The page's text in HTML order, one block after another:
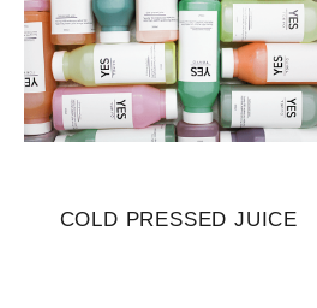
COLD PRESSED JUICE